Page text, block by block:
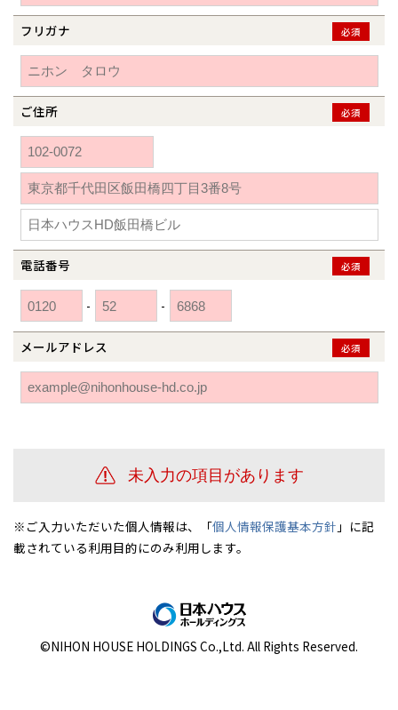
フリガナ 必須
ご住所 必須
電話番号 必須
- -
メールアドレス 必須
※ご入力いただいた個人情報は、「個人情報保護基本方針 」に記
載されている利用目的にのみ利用します。
©NIHON HOUSE HOLDINGS Co.,Ltd. All Rights Reserved.
道東
山形
宮城
福島
長野
富山
石川
福井
神奈川
埼玉
千葉
茨城
栃木
群馬
愛知
岐阜
静岡
三重
近畿
大阪
京都
兵庫
奈良
滋賀
中国・四国
岡山
香川
愛媛
鳥取
広島
山口
九州
福岡
佐賀
熊本
宮崎
鹿児島
分譲マンション
※現住所のある都道府県以外の建築予定地の方でも現住所の有るお近
くの展示場又は店舗にお問合せください。
応します。お気軽にご相談ください。
道東
釧路
山形県
宮城県
福島県
郡山
いわき
長野県
長野
富山県
石川県
福井県
神奈川県
横浜
相模
埼玉県
埼玉
千葉県
柏
茨城県
水戸
栃木県
宇都宮
群馬県
伊勢崎
愛知県
名古屋
岐阜県
静岡県
三重県
近畿
大阪府
大阪
京都府
京都
奈良県
奈良
中国・四国
岡山県
岡山
香川県
高松
愛媛県
松山
九州
福岡県
佐賀県
佐賀
熊本県
熊本
大分県
大分
宮崎県
宮崎
鹿児島県
鹿児島